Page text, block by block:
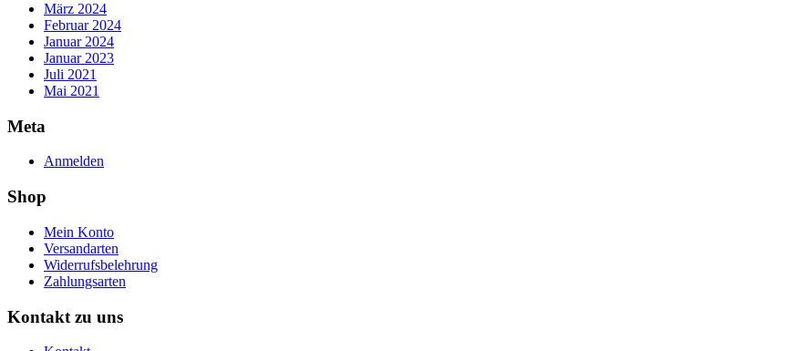
März 2024
Februar 2024
Januar 2024
Januar 2023
Juli 2021
Mai 2021
Meta
Anmelden
Shop
Mein Konto
Versandarten
Widerrufsbelehrung
Zahlungsarten
Kontakt zu uns